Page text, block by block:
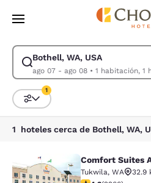
Saltar A Contenido Principal
Bothell, WA, USA
ago 07 - ago 08• 1
Modificar búsqueda para Bothell,
Ordenar y filtrar
1
Comfort Suites
Comfort Suites
Tukwila, WA
32.9